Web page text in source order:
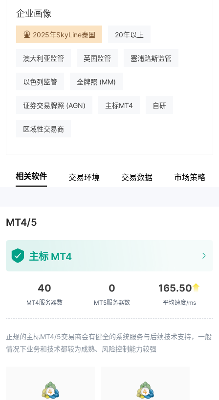
企业画像
2025年SkyLine泰国 20年以上
澳大利亚监管 英国监管 塞浦路斯监管
以色列监管 全牌照 (MM)
证券交易牌照 (AGN) 主标MT4 自研
区域性交易商
相关软件 交易环境 交易数据 市场策略
MT4/5
主标 MT4
40
MT4服务器数
0
MT5服务器数
165.50
平均速度/ms
正规的主标MT4/5交易商会有健全的系统服务与后续技术支持，一般
情况下业务和技术都较为成熟、风险控制能力较强